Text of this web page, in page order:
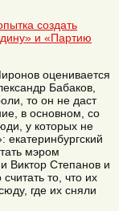
создать
и «Партию
оценивается
Бабаков,
то он не даст
в основном, со
у которых не
екатеринбургский
мэром
Виктор Степанов и
то, что их
где их сняли